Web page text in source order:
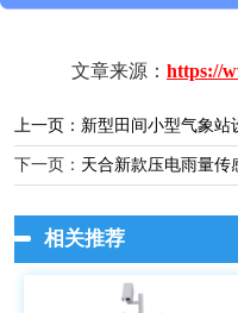
文章来源： https://
上一页： 新型田间小型气象站
下一页： 天合新款压电雨量传
相关推荐